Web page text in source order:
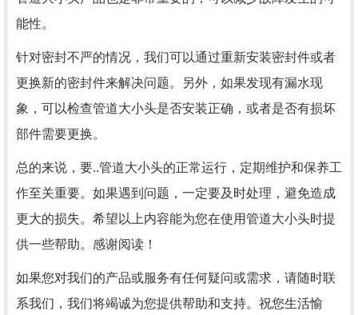
能性。
针对密封不严的情况，我们可以通过重新安装密封件或者
更换新的密封件来解决问题。另外，如果发现有漏水现
象，可以检查管道大小头是否安装正确，或者是否有损坏
部件需要更换。
总的来说，要..管道大小头的正常运行，定期维护和保养工
作至关重要。如果遇到问题，一定要及时处理，避免造成
更大的损失。希望以上内容能为您在使用管道大小头时提
供一些帮助。感谢阅读！
如果您对我们的产品或服务有任何疑问或需求，请随时联
系我们，我们将竭诚为您提供帮助和支持。祝您生活愉